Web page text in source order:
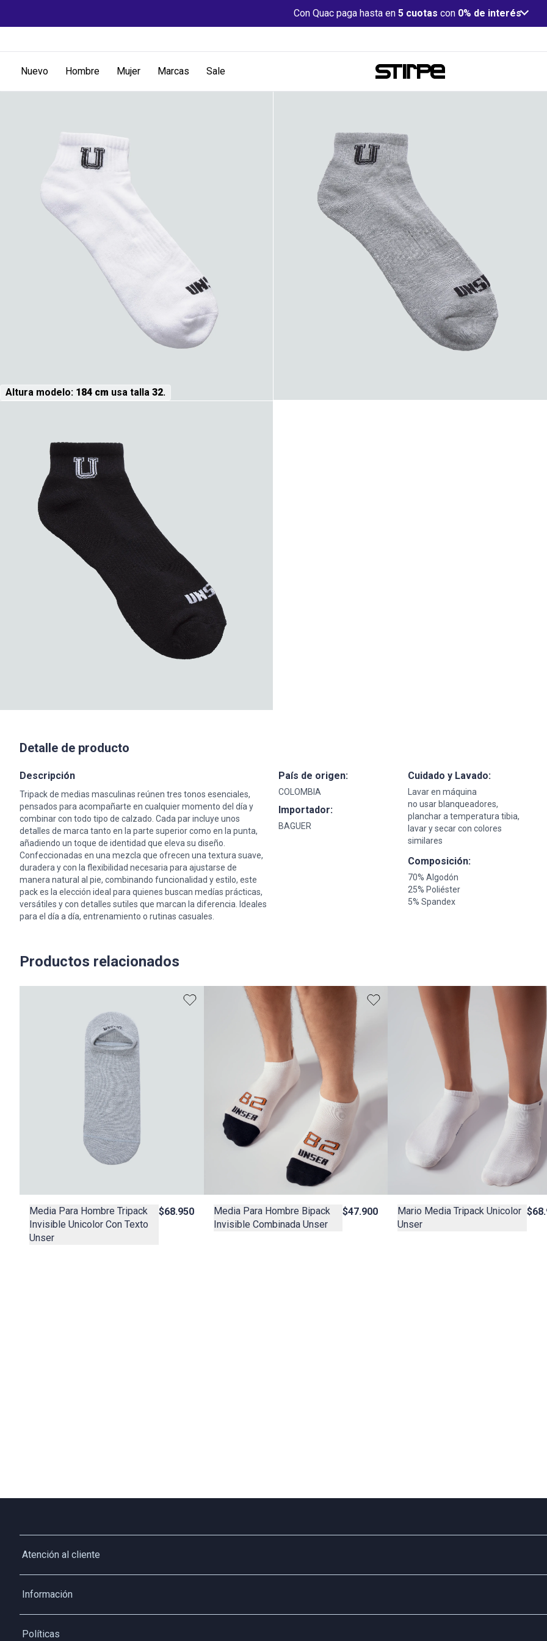
Con Quac paga hasta en 5 cuotas con 0% de interés
Nuevo Hombre Mujer Marcas Sale
Altura modelo: 184 cm usa talla 32.
Detalle de producto
Descripción
Tripack de medias masculinas reúnen tres tonos esenciales,
pensados para acompañarte en cualquier momento del día y
combinar con todo tipo de calzado. Cada par incluye unos
detalles de marca tanto en la parte superior como en la punta,
añadiendo un toque de identidad que eleva su diseño.
Confeccionadas en una mezcla que ofrecen una textura suave,
duradera y con la flexibilidad necesaria para ajustarse de
manera natural al pie, combinando funcionalidad y estilo, este
pack es la elección ideal para quienes buscan medías prácticas,
versátiles y con detalles sutiles que marcan la diferencia. Ideales
para el día a día, entrenamiento o rutinas casuales.
País de origen:
COLOMBIA
Importador:
BAGUER
Cuidado y Lavado:
Lavar en máquina
no usar blanqueadores,
planchar a temperatura tibia,
lavar y secar con colores
similares
Composición:
70% Algodón
25% Poliéster
5% Spandex
Productos relacionados
Media Para Hombre Tripack
Invisible Unicolor Con Texto
Unser
$68.950
Media Para Hombre Bipack
Invisible Combinada Unser
$47.900
Mario Media Tripack Unicolor
Unser
Atención al cliente
Whatsapp
Servicio al cliente
Información
Solicita tu cupo QUAC
Políticas